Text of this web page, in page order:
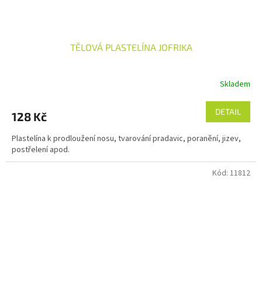
TĚLOVÁ PLASTELÍNA JOFRIKA
Skladem
128 Kč DETAIL
Plastelína k prodloužení nosu, tvarování pradavic, poranění, jizev,
postřelení apod.
Kód: 11812